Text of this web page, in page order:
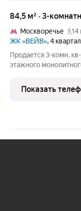
84,5 м² · 3-
Москворечье
14
ЖК «ВЕЙВ», 4
Продается 3-комн.
этажного
семи корпусов
стилобатом, в
Показать